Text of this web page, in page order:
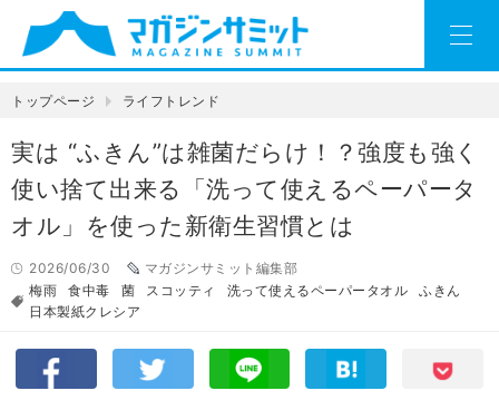
トップページ ライフトレンド
実は “ふきん”は雑菌だらけ！？強度も強く
使い捨て出来る「洗って使えるペーパータ
オル」を使った新衛⽣習慣とは
2026/06/30
マガジンサミット編集部
梅雨
食中毒 菌 スコッティ 洗って使えるペーパータオル
ふきん
日本製紙クレシア